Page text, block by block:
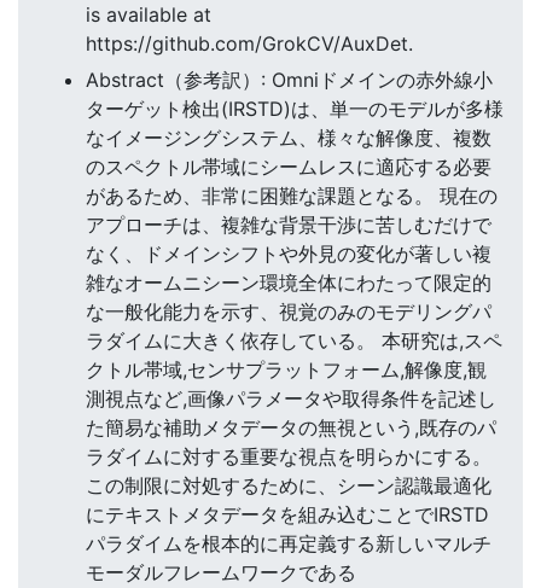
is available at
https://github.com/GrokCV/AuxDet.
Abstract（参考訳）: Omniドメインの赤外線小
ターゲット検出(IRSTD)は、単一のモデルが多様
なイメージングシステム、様々な解像度、複数
のスペクトル帯域にシームレスに適応する必要
があるため、非常に困難な課題となる。 現在の
アプローチは、複雑な背景干渉に苦しむだけで
なく、ドメインシフトや外見の変化が著しい複
雑なオームニシーン環境全体にわたって限定的
な一般化能力を示す、視覚のみのモデリングパ
ラダイムに大きく依存している。 本研究は,スペ
クトル帯域,センサプラットフォーム,解像度,観
測視点など,画像パラメータや取得条件を記述し
た簡易な補助メタデータの無視という,既存のパ
ラダイムに対する重要な視点を明らかにする。
この制限に対処するために、シーン認識最適化
にテキストメタデータを組み込むことでIRSTD
パラダイムを根本的に再定義する新しいマルチ
モーダルフレームワークである